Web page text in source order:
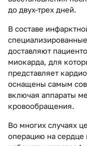
до двух-трех дней.
В составе
доставляют
миокарда, для
представляет
оснащены самым
включая аппараты
кровообращения.
Во многих случаях
операцию на сердце